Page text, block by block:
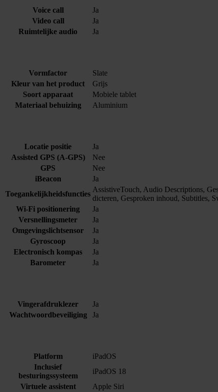
Voice call
Ja
Video call
Ja
Ruimtelijke audio
Ja
Vormfactor
Slate
Kleur van het product
Grijs
Soort apparaat
Mobiele tablet
Materiaal behuizing
Aluminium
Locatie positie
Ja
Assisted GPS (A-GPS)
Nee
GPS
Nee
iBeacon
Ja
Toegankelijkheidsfuncties
AssistiveTouch, Audio Descriptions,
dicteren, Gesproken inhoud, Subtitles,
Wi-Fi positionering
Ja
Versnellingsmeter
Ja
Omgevingslichtsensor
Ja
Gyroscoop
Ja
Electronisch kompas
Ja
Barometer
Ja
Vingerafdruklezer
Ja
Wachtwoordbeveiliging
Ja
Platform
iPadOS
Inclusief
besturingssysteem
iPadOS 18
Virtuele assistent
Apple Siri